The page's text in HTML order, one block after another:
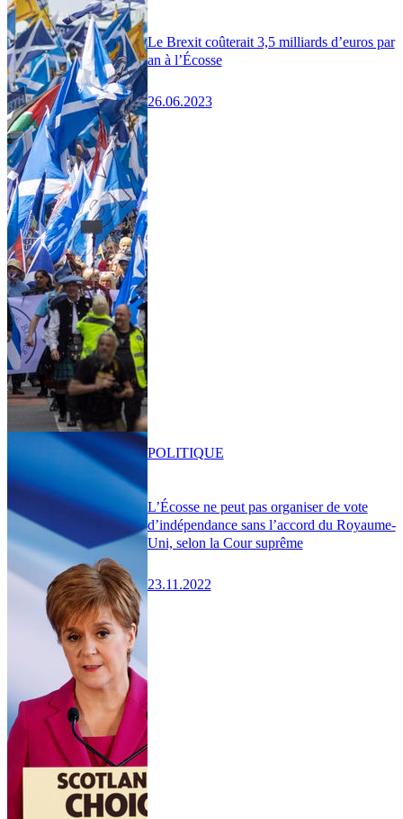
Le Brexit coûterait 3,5 milliards d’euros par
an à l’Écosse
26.06.2023
L’Écosse ne peut pas organiser de vote
d’indépendance sans l’accord du Royaume-
Uni, selon la Cour suprême
23.11.2022
POLITIQUE